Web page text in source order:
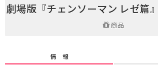
劇場版『チェンソーマン レゼ篇
商品
情 報